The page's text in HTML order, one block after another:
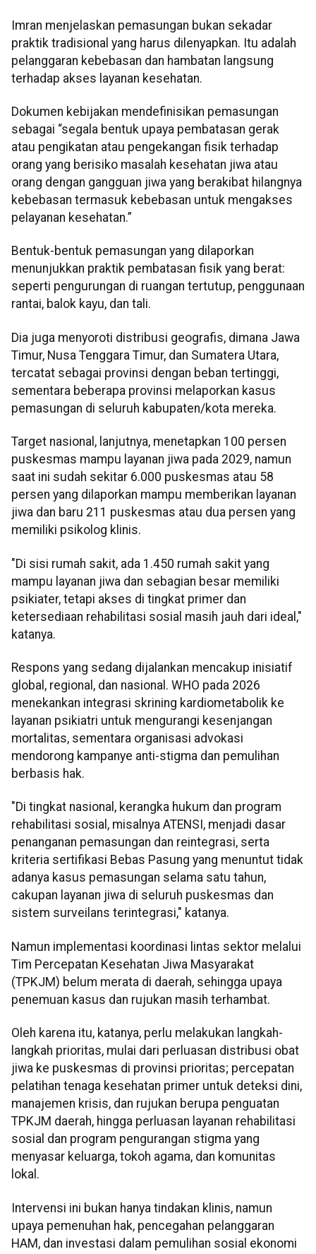
Imran menjelaskan pemasungan bukan sekadar
praktik tradisional yang harus dilenyapkan. Itu adalah
pelanggaran kebebasan dan hambatan langsung
terhadap akses layanan kesehatan.
Dokumen kebijakan mendefinisikan pemasungan
sebagai “segala bentuk upaya pembatasan gerak
atau pengikatan atau pengekangan fisik terhadap
orang yang berisiko masalah kesehatan jiwa atau
orang dengan gangguan jiwa yang berakibat hilangnya
kebebasan termasuk kebebasan untuk mengakses
pelayanan kesehatan.”
Bentuk-bentuk pemasungan yang dilaporkan
menunjukkan praktik pembatasan fisik yang berat:
seperti pengurungan di ruangan tertutup, penggunaan
rantai, balok kayu, dan tali.
Dia juga menyoroti distribusi geografis, dimana Jawa
Timur, Nusa Tenggara Timur, dan Sumatera Utara,
tercatat sebagai provinsi dengan beban tertinggi,
sementara beberapa provinsi melaporkan kasus
pemasungan di seluruh kabupaten/kota mereka.
Target nasional, lanjutnya, menetapkan 100 persen
puskesmas mampu layanan jiwa pada 2029, namun
saat ini sudah sekitar 6.000 puskesmas atau 58
persen yang dilaporkan mampu memberikan layanan
jiwa dan baru 211 puskesmas atau dua persen yang
memiliki psikolog klinis.
"Di sisi rumah sakit, ada 1.450 rumah sakit yang
mampu layanan jiwa dan sebagian besar memiliki
psikiater, tetapi akses di tingkat primer dan
ketersediaan rehabilitasi sosial masih jauh dari ideal,"
katanya.
Respons yang sedang dijalankan mencakup inisiatif
global, regional, dan nasional. WHO pada 2026
menekankan integrasi skrining kardiometabolik ke
layanan psikiatri untuk mengurangi kesenjangan
mortalitas, sementara organisasi advokasi
mendorong kampanye anti-stigma dan pemulihan
berbasis hak.
"Di tingkat nasional, kerangka hukum dan program
rehabilitasi sosial, misalnya ATENSI, menjadi dasar
penanganan pemasungan dan reintegrasi, serta
kriteria sertifikasi Bebas Pasung yang menuntut tidak
adanya kasus pemasungan selama satu tahun,
cakupan layanan jiwa di seluruh puskesmas dan
sistem surveilans terintegrasi," katanya.
Namun implementasi koordinasi lintas sektor melalui
Tim Percepatan Kesehatan Jiwa Masyarakat
(TPKJM) belum merata di daerah, sehingga upaya
penemuan kasus dan rujukan masih terhambat.
Oleh karena itu, katanya, perlu melakukan langkah-
langkah prioritas, mulai dari perluasan distribusi obat
jiwa ke puskesmas di provinsi prioritas; percepatan
pelatihan tenaga kesehatan primer untuk deteksi dini,
manajemen krisis, dan rujukan berupa penguatan
TPKJM daerah, hingga perluasan layanan rehabilitasi
sosial dan program pengurangan stigma yang
menyasar keluarga, tokoh agama, dan komunitas
lokal.
Intervensi ini bukan hanya tindakan klinis, namun
upaya pemenuhan hak, pencegahan pelanggaran
HAM, dan investasi dalam pemulihan sosial ekonomi